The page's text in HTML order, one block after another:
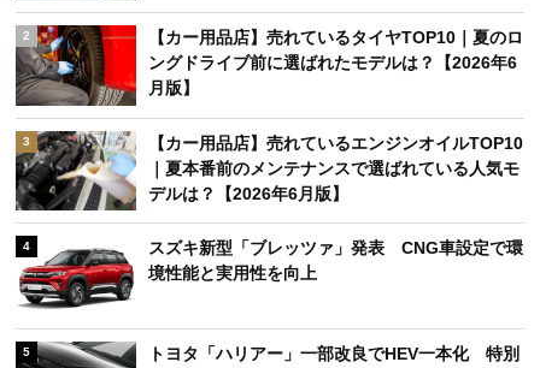
2
【カー用品店】売れているタイヤTOP10｜夏のロ
ングドライブ前に選ばれたモデルは？【2026年6
月版】
3
【カー用品店】売れているエンジンオイルTOP10
｜夏本番前のメンテナンスで選ばれている人気モ
デルは？【2026年6月版】
4
スズキ新型「ブレッツァ」発表 CNG車設定で環
境性能と実用性を向上
5
トヨタ「ハリアー」一部改良でHEV一本化 特別